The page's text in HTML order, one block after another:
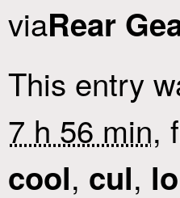
viaRear
This entry
7 h 56 min,
cool, cul,